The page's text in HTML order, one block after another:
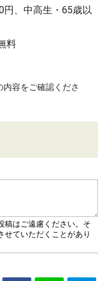
、中高生・65歳以
料
容をご確認くださ